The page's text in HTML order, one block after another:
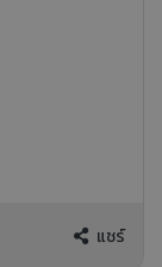
แชร์